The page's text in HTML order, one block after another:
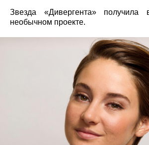
Звезда «Дивергента»
необычном проекте.